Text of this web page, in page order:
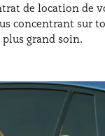
de location de
concentrant sur
grand soin.